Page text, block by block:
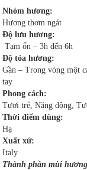
Nhóm hương:
Hương thơm ngát
Độ lưu hương:
Tạm ổn – 3h đến 6h
Độ tỏa hương:
Gần – Trong vòng một
tay
Phong cách:
Tươi trẻ, Năng động,
Thời điểm dùng:
Hạ
Xuất xứ:
Italy
Thành phần mùi